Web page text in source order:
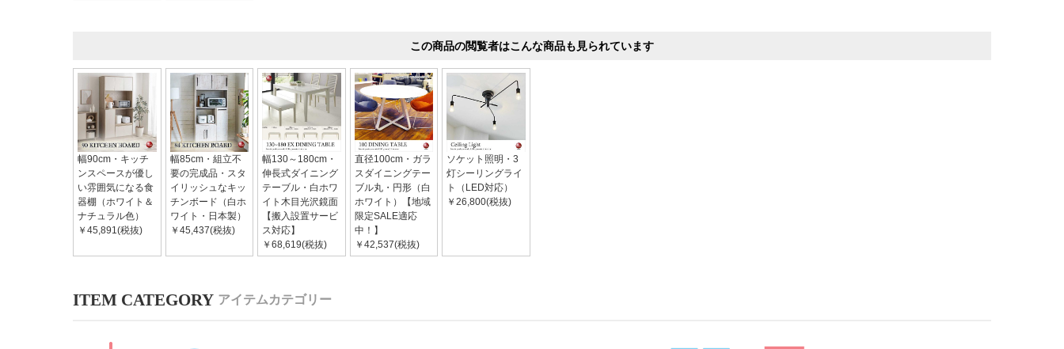
この商品の閲覧者はこんな商品も見られています
幅90cm・キッチ
ンスペースが優し
い雰囲気になる食
器棚（ホワイト＆
ナチュラル色）
￥45,891(税抜)
幅85cm・組立不
要の完成品・スタ
イリッシュなキッ
チンボード（白ホ
ワイト・日本製）
￥45,437(税抜)
幅130～180cm・
伸長式ダイニング
テーブル・白ホワ
イト木目光沢鏡面
【搬入設置サービ
ス対応】
￥68,619(税抜)
直径100cm・ガラ
スダイニングテー
ブル丸・円形（白
ホワイト）【地域
限定SALE適応
中！】
￥42,537(税抜)
ソケット照明・3
灯シーリングライ
ト（LED対応）
￥26,800(税抜)
アイテムカテゴリー